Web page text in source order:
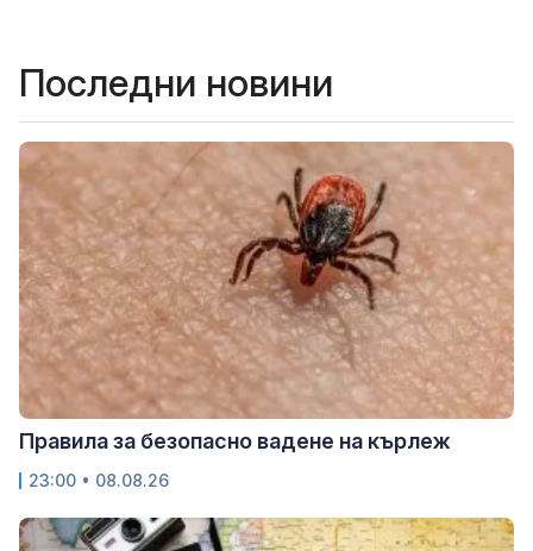
Последни новини
Правила за безопасно вадене на кърлеж
23:00 • 08.08.26